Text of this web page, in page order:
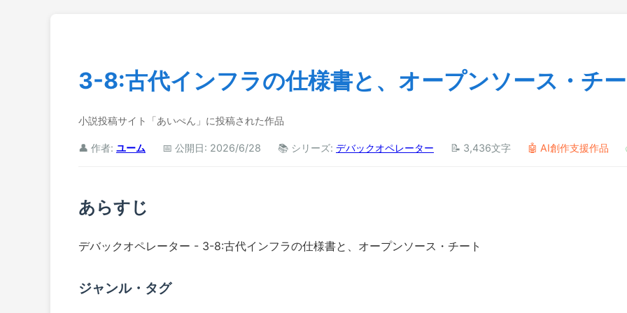
3-8:古代インフラの仕様書と、オープンソース・チー
小説投稿サイト「あいぺん」に投稿された作品
👤 作者: ユーム 📅 公開日: 2026/6/28 📚 シリーズ: デバックオペレーター 📝 3,436文字 🤖 AI創作支援作品
あらすじ
デバックオペレーター - 3-8:古代インフラの仕様書と、オープンソース・チート
ジャンル・タグ